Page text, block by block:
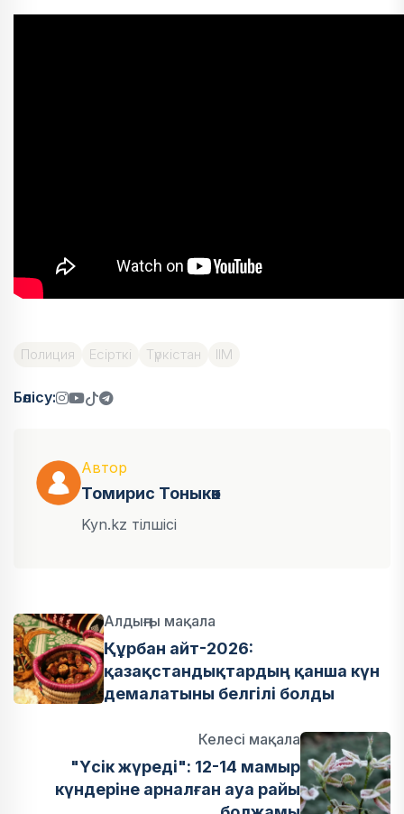
Полиция Есірткі Түркістан ІІМ
Бөлісу:
Автор
Томирис Тоныкөк
Kyn.kz тілшісі
Алдыңғы мақала
Құрбан айт-2026:
қазақстандықтардың қанша күн
демалатыны белгілі болды
Келесі мақала
"Үсік жүреді": 12-14 мамыр
күндеріне арналған ауа райы